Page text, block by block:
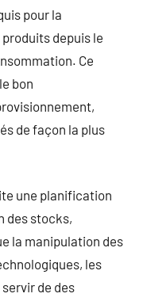
pour la
depuis le
Ce
bon
de façon la plus
une planification
des stocks,
la manipulation des
les
de des